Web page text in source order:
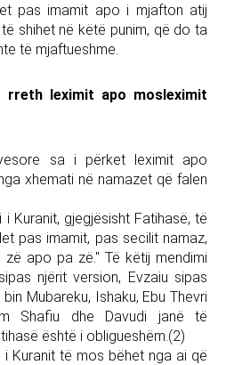
pas imamit apo i mjafton atij
shihet në këtë punim, që do ta
të mjaftueshme.
rreth leximit apo mosleximit
sa i përket leximit apo
xhemati në namazet që falen
i Kuranit, gjegjësisht Fatihasë, të
pas imamit, pas secilit namaz,
apo pa zë." Të këtij mendimi
njërit version, Evzaiu sipas
Mubareku, Ishaku, Ebu Thevri
Shafiu dhe Davudi janë të
është i obligueshëm.(2)
i Kuranit të mos bëhet nga ai që